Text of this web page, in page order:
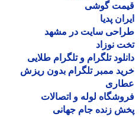
گوشی
پدیا
سایت در مشهد
نوزاد
تلگرام و تلگرام طلایی
ممبر تلگرام بدون ریزش
لوله و اتصالات
زنده جام جهانی